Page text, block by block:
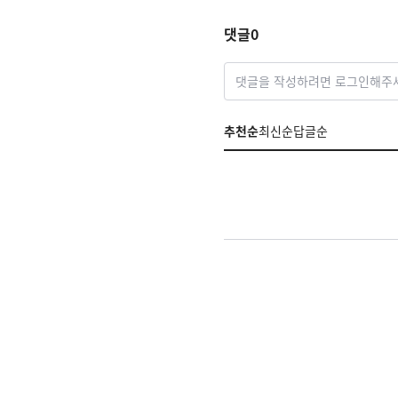
댓글0
댓글을 작성하려면 로그인해주
추천순최신순답글순